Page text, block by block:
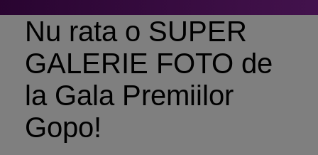
Nu rata o SUPER
GALERIE FOTO de
la Gala Premiilor
Gopo!